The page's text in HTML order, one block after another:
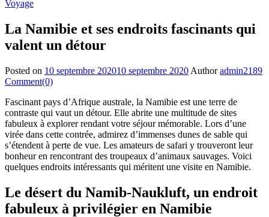
Voyage
La Namibie et ses endroits fascinants qui
valent un détour
Posted on 10 septembre 202010 septembre 2020 Author admin2189
Comment(0)
Fascinant pays d’Afrique australe, la Namibie est une terre de
contraste qui vaut un détour. Elle abrite une multitude de sites
fabuleux à explorer rendant votre séjour mémorable. Lors d’une
virée dans cette contrée, admirez d’immenses dunes de sable qui
s’étendent à perte de vue. Les amateurs de safari y trouveront leur
bonheur en rencontrant des troupeaux d’animaux sauvages. Voici
quelques endroits intéressants qui méritent une visite en Namibie.
Le désert du Namib-Naukluft, un endroit
fabuleux à privilégier en Namibie